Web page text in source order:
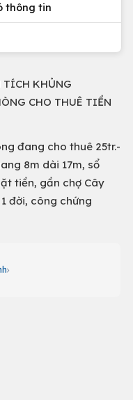
thông tin
TÍCH KHỦNG
CHO THUÊ TIỀN
đang cho thuê 25tr.-
8m dài 17m, sổ
tiền, gần chợ Cây
đời, công chứng